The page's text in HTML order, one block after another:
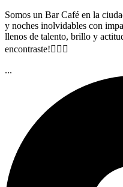
Somos un Bar Café en la
y noches inolvidables con
llenos de talento, brillo y
encontraste!🏳️‍🌈✨
...